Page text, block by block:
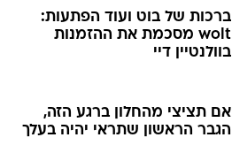
ברכות של בוט ועוד הפתעות:
wolt מסכמת את ההזמנות
בוולנטיין דיי
אם תציצי מהחלון ברגע הזה,
הגבר הראשון שתראי יהיה בעלך